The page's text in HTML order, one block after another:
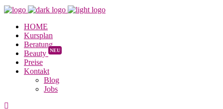
HOME
Kursplan
Beratung
Beauty
NEU
Preise
Kontakt
Blog
Jobs